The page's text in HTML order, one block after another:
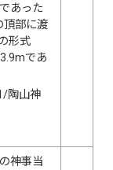
あった
頂部に渡
形式
であ
陶山神
神事当